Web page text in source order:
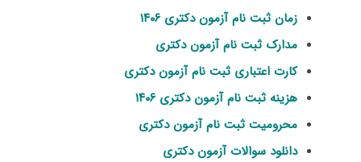
زمان ثبت نام آزمون دکتری ۱۴۰۶
مدارک ثبت نام آزمون دکتری
کارت اعتباری ثبت نام آزمون دکتری
هزینه ثبت نام آزمون دکتری ۱۴۰۶
محرومیت ثبت نام آزمون دکتری
دانلود سوالات آزمون دکتری